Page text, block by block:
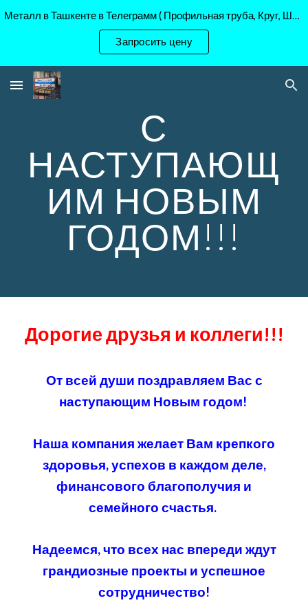
Skip to navigation
Металл в Ташкенте в Телеграмм ( Профильная труба, Круг, Шестигранник Ст45, 40Х, )
Запросить цену
С
НАСТУПАЮЩ
ИМ НОВЫМ
ГОДОМ!!!
Дорогие друзья и коллеги!!!
От всей души поздравляем Вас с
наступающим Новым годом!
Наша компания желает Вам крепкого
здоровья, успехов в каждом деле,
финансового благополучия и
семейного счастья.
Надеемся, что всех нас впереди ждут
грандиозные проекты и успешное
сотрудничество!